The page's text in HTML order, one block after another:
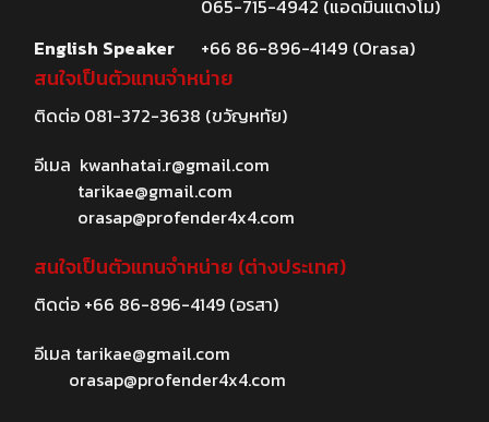
065-715-4942 (แอดมินแตงโม)
English Speaker
+66 86-896-4149 (Orasa)
สนใจเป็นตัวแทนจำหน่าย
ติดต่อ 081-372-3638 (ขวัญหทัย)
อีเมล kwanhatai.r@gmail.com
tarikae@gmail.com
orasap@profender4x4.com
สนใจเป็นตัวแทนจำหน่าย (ต่างประเทศ)
ติดต่อ +66 86-896-4149(อรสา)
อีเมล tarikae@gmail.com
orasap@profender4x4.com